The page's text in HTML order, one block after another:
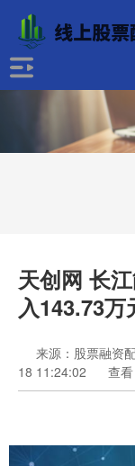
天创网 长
入143.73万
来源：股票融资
18 11:24:02
查